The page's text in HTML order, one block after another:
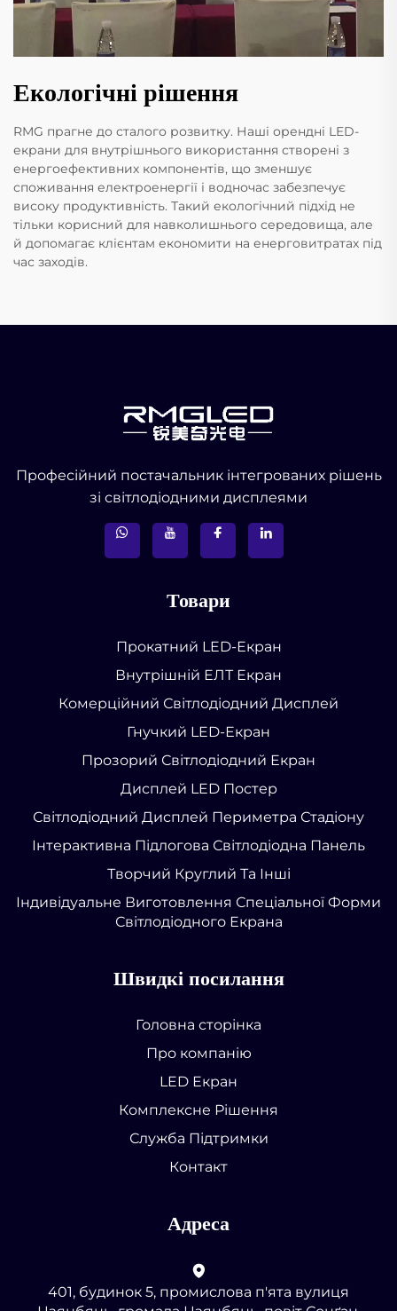
Екологічні рішення
RMG прагне до сталого розвитку. Наші орендні LED-
екрани для внутрішнього використання створені з
енергоефективних компонентів, що зменшує
споживання електроенергії і водночас забезпечує
високу продуктивність. Такий екологічний підхід не
тільки корисний для навколишнього середовища, але
й допомагає клієнтам економити на енерговитратах під
час заходів.
Професійний постачальник інтегрованих рішень
зі світлодіодними дисплеями
Товари
Прокатний LED-Екран
Внутрішній ЕЛТ Екран
Комерційний Світлодіодний Дисплей
Гнучкий LED-Екран
Прозорий Світлодіодний Екран
Дисплей LED Постер
Світлодіодний Дисплей Периметра Стадіону
Інтерактивна Підлогова Світлодіодна Панель
Творчий Круглий Та Інші
Індивідуальне Виготовлення Спеціальної Форми
Світлодіодного Екрана
Швидкі посилання
Головна сторінка
Про компанію
LED Екран
Комплексне Рішення
Служба Підтримки
Контакт
Адреса
401, будинок 5, промислова п'ята вулиця